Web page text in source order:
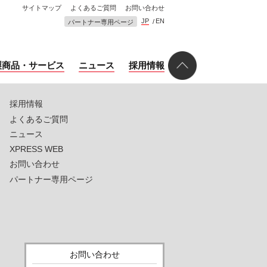
商品・サービス ニュース 採用情報
サイトマップ よくあるご質問
お問い合わせ
パートナー専用ページ
JP EN
採用情報
よくあるご質問
ニュース
XPRESS WEB
お問い合わせ
パートナー専用ページ
お問い合わせ